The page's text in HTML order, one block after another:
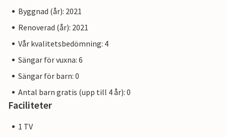
Byggnad (år): 2021
Renoverad (år): 2021
Vår kvalitetsbedömning: 4
Sängar för vuxna: 6
Sängar för barn: 0
Antal barn gratis (upp till 4 år): 0
Faciliteter
1 TV